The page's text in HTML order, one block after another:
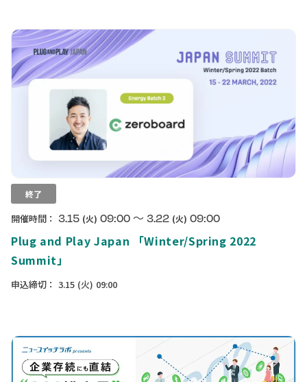
終了
開催時間： 3.15 (火) 09:00 〜 3.22 (火) 09:00
Plug and Play Japan 「Winter/Spring 2022
Summit」
申込締切： 3.15 (火) 09:00